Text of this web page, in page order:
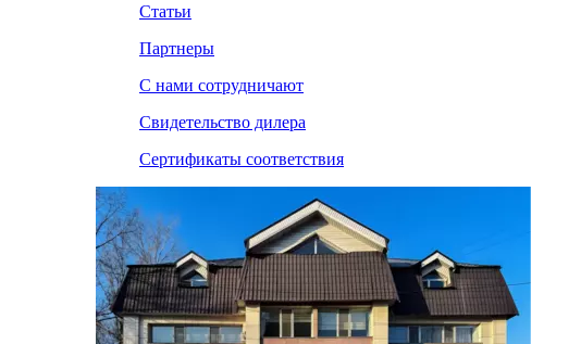
Статьи
Партнеры
С нами сотрудничают
Свидетельство дилера
Сертификаты соответствия